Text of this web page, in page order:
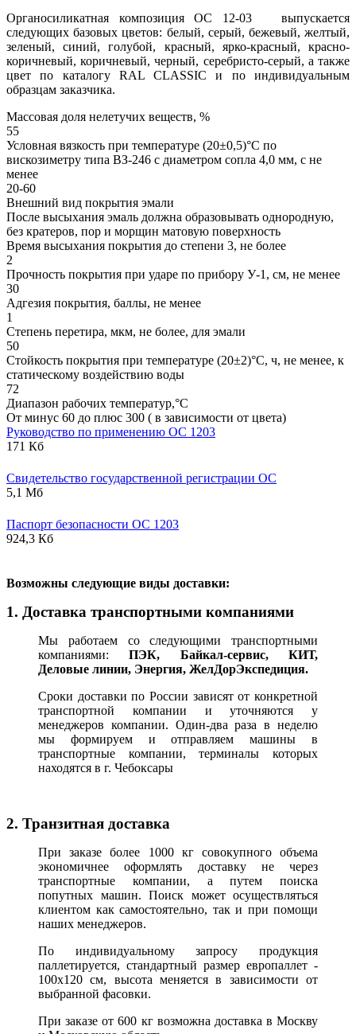
Органосиликатная композиция ОС 12-03 выпускается
следующих базовых цветов: белый, серый, бежевый, желтый,
зеленый, синий, голубой, красный, ярко-красный, красно-
коричневый, коричневый, черный, серебристо-серый, а также
цвет по каталогу RAL CLASSIC и по индивидуальным
образцам заказчика.
Массовая доля нелетучих веществ, %
55
Условная вязкость при температуре (20±0,5)°С по
вискозиметру типа ВЗ-246 с диаметром сопла 4,0 мм, с не
менее
20-60
Внешний вид покрытия эмали
После высыхания эмаль должна образовывать однородную,
без кратеров, пор и морщин матовую поверхность
Время высыхания покрытия до степени 3, не более
2
Прочность покрытия при ударе по прибору У-1, см, не менее
30
Адгезия покрытия, баллы, не менее
1
Степень перетира, мкм, не более, для эмали
50
Стойкость покрытия при температуре (20±2)°С, ч, не менее, к
статическому воздействию воды
72
Диапазон рабочих температур,°С
От минус 60 до плюс 300 ( в зависимости от цвета)
Руководство по применению ОС 1203
171 Кб
Свидетельство государственной регистрации ОС
5,1 Мб
Паспорт безопасности ОС 1203
924,3 Кб
Возможны следующие виды доставки:
1. Доставка транспортными компаниями
Мы работаем со следующими транспортными
компаниями:ПЭК, Байкал-сервис, КИТ,
Деловые линии, Энергия, ЖелДорЭкспедиция.
Сроки доставки по России зависят от конкретной
транспортной компании и уточняются у
менеджеров компании. Один-два раза в неделю
мы формируем и отправляем машины в
транспортные компании, терминалы которых
находятся в г. Чебоксары
2. Транзитная доставка
При заказе более 1000 кг совокупного объема
экономичнее оформлять доставку не через
транспортные компании, а путем поиска
попутных машин. Поиск может осуществляться
клиентом как самостоятельно, так и при помощи
наших менеджеров.
По индивидуальному запросу продукция
паллетируется, стандартный размер европаллет -
100х120 см, высота меняется в зависимости от
выбранной фасовки.
При заказе от 600 кг возможна доставка в Москву